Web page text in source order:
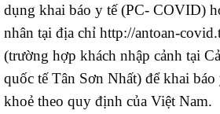
dụng khai báo y tế (PC- COVID)
nhân tại địa chỉ http://antoan-
(trường hợp khách nhập cảnh tại
quốc tế Tân Sơn Nhất) để khai
khoẻ theo quy định của Việt Nam.